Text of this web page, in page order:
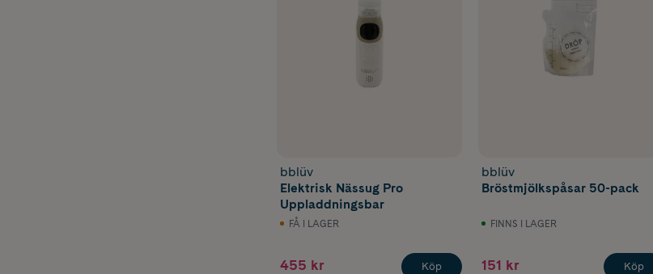
bblüv
Elektrisk Nässug Pro
Uppladdningsbar
FÅ I LAGER
455 kr Köp
bblüv
Bröstmjölkspåsar 50-pack
FINNS I LAGER
151 kr Köp